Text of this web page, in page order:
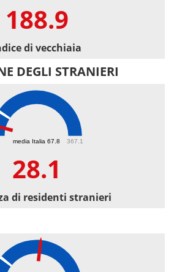
188.9
di vecchiaia
DEGLI STRANIERI
media Italia 67.8 367.1
28.1
di residenti stranieri